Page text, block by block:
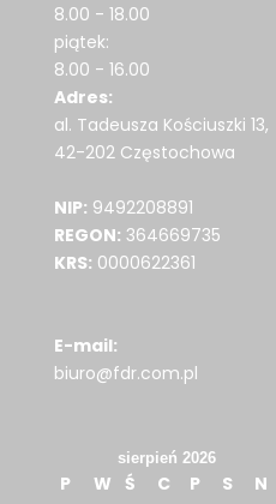
8.00 - 18.00
piątek:
8.00 - 16.00
Adres:
al. Tadeusza Kościuszki 13,
42-202 Częstochowa
NIP: 9492208891
REGON: 364669735
KRS: 0000622361
E-mail:
biuro@fdr.com.pl
sierpień 2026
P W Ś C P S
N